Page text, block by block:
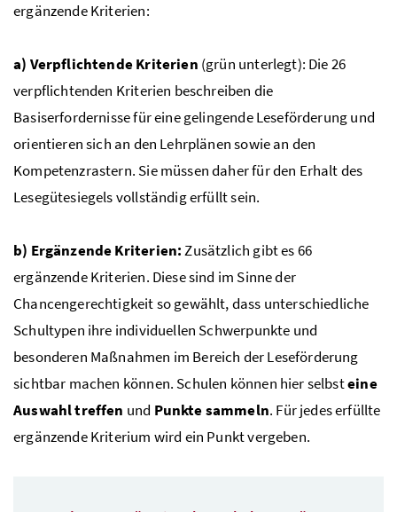
ergänzende Kriterien:
a) Verpflichtende Kriterien (grün unterlegt): Die 26
verpflichtenden Kriterien beschreiben die
Basiserfordernisse für eine gelingende Leseförderung und
orientieren sich an den Lehrplänen sowie an den
Kompetenzrastern. Sie müssen daher für den Erhalt des
Lesegütesiegels vollständig erfüllt sein.
b) Ergänzende Kriterien:Zusätzlich gibt es66
ergänzende Kriterien. Diese sind im Sinne der
Chancengerechtigkeit so gewählt, dass unterschiedliche
Schultypen ihre individuellen Schwerpunkte und
besonderen Maßnahmen im Bereich der Leseförderung
sichtbar machen können. Schulen können hier selbsteine
Auswahl treffen und Punkte sammeln. Für jedes erfüllte
ergänzende Kriterium wird ein Punkt vergeben.